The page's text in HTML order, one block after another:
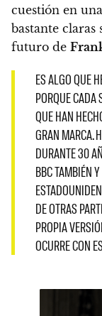
cuestión en
bastante claras
futuro de
ES ALGO QUE
PORQUE CADA
QUE HAN
GRAN MARCA.
DURANTE 30
BBC TAMBIÉN
DE OTRAS
PROPIA
OCURRE CON